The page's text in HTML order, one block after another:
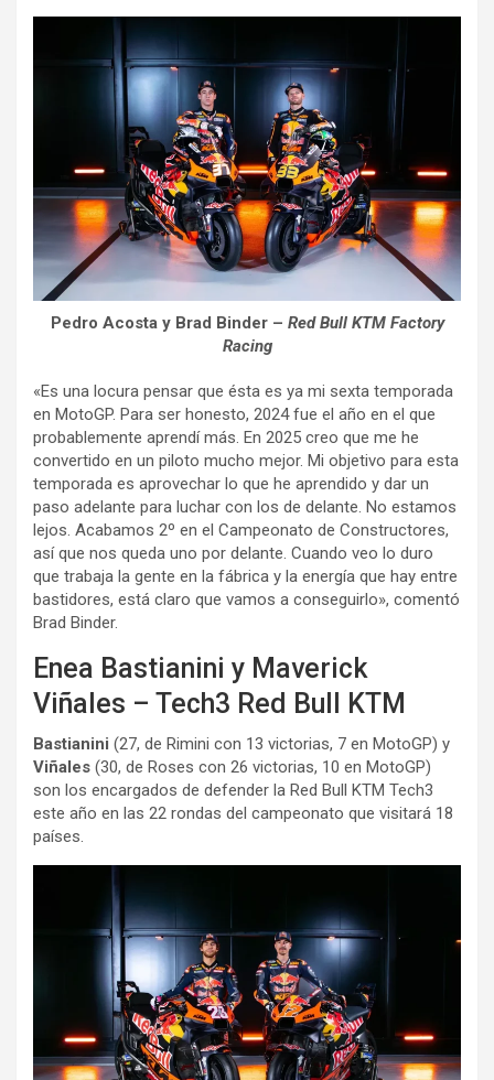
Pedro Acosta y Brad Binder – Red Bull KTM Factory
Racing
«Es una locura pensar que ésta es ya mi sexta temporada
en MotoGP. Para ser honesto, 2024 fue el año en el que
probablemente aprendí más. En 2025 creo que me he
convertido en un piloto mucho mejor. Mi objetivo para esta
temporada es aprovechar lo que he aprendido y dar un
paso adelante para luchar con los de delante. No estamos
lejos. Acabamos 2º en el Campeonato de Constructores,
así que nos queda uno por delante. Cuando veo lo duro
que trabaja la gente en la fábrica y la energía que hay entre
bastidores, está claro que vamos a conseguirlo», comentó
Brad Binder.
Enea Bastianini y Maverick
Viñales – Tech3 Red Bull KTM
Bastianini (27, de Rimini con 13 victorias, 7 en MotoGP) y
Viñales (30, de Roses con 26 victorias, 10 en MotoGP)
son los encargados de defender la Red Bull KTM Tech3
este año en las 22 rondas del campeonato que visitará 18
países.